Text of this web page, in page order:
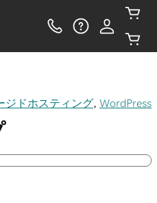
ジドホスティング WordPress